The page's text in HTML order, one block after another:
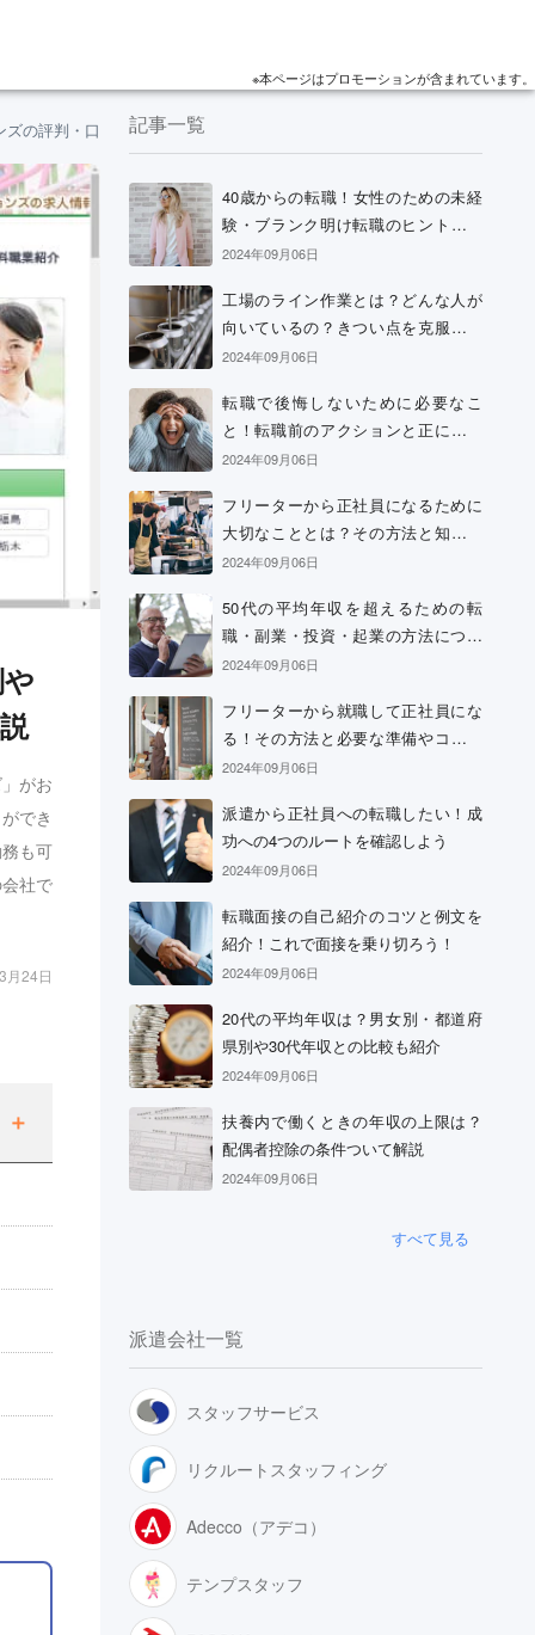
※本ページはプロモーションが含まれています。
の評判・口コミを独自分析！
がお
でき
も可
社で
月24日
記事一覧
40歳からの転職！女性のための未経
験・ブランク明け転職のヒントと考
え方
2024年09月06日
工場のライン作業とは？どんな人が
向いているの？きつい点を克服する
方法などを解説
2024年09月06日
転職で後悔しないために必要なこ
と！転職前のアクションと正に後悔
中の場合の解決策
2024年09月06日
フリーターから正社員になるために
大切なこととは？その方法と知って
おきたい心構え
2024年09月06日
50代の平均年収を超えるための転
職・副業・投資・起業の方法につい
て
2024年09月06日
フリーターから就職して正社員にな
る！その方法と必要な準備やコツに
ついて
2024年09月06日
派遣から正社員への転職したい！成
功への4つのルートを確認しよう
2024年09月06日
転職面接の自己紹介のコツと例文を
紹介！これで面接を乗り切ろう！
2024年09月06日
20代の平均年収は？男女別・都道府
県別や30代年収との比較も紹介
2024年09月06日
扶養内で働くときの年収の上限は？
配偶者控除の条件ついて解説
2024年09月06日
すべて見る
派遣会社一覧
スタッフサービス
リクルートスタッフィング
Adecco（アデコ）
テンプスタッフ